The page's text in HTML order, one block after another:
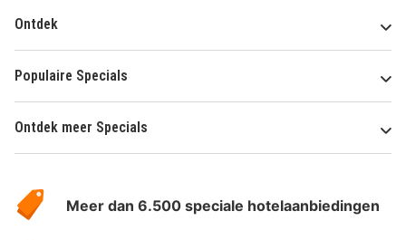
Ontdek
Populaire Specials
Ontdek meer Specials
HotelSpecials
Meer dan 6.500 speciale hotelaanbiedingen